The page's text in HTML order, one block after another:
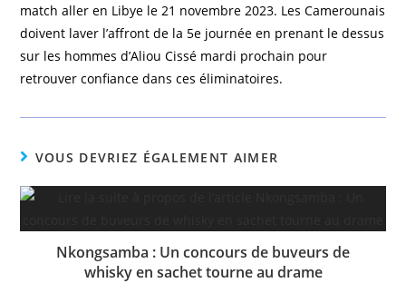
match aller en Libye le 21 novembre 2023. Les Camerounais
doivent laver l’affront de la 5e journée en prenant le dessus
sur les hommes d’Aliou Cissé mardi prochain pour
retrouver confiance dans ces éliminatoires.
VOUS DEVRIEZ ÉGALEMENT AIMER
Nkongsamba : Un concours de buveurs de
whisky en sachet tourne au drame